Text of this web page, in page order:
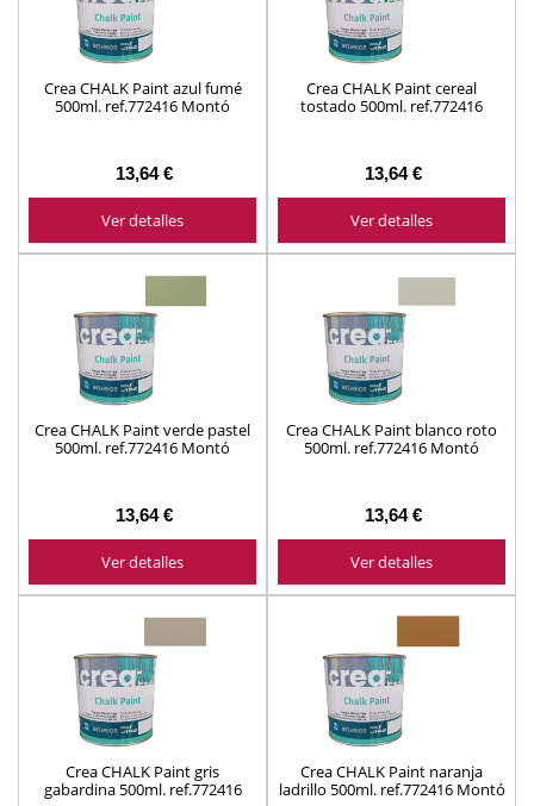
Crea CHALK Paint azul fumé
500ml. ref.772416 Montó
13,64 €
Ver detalles
Crea CHALK Paint cereal
tostado 500ml. ref.772416
13,64 €
Ver detalles
Crea CHALK Paint verde pastel
500ml. ref.772416 Montó
13,64 €
Ver detalles
Crea CHALK Paint blanco roto
500ml. ref.772416 Montó
13,64 €
Ver detalles
Crea CHALK Paint gris
gabardina 500ml. ref.772416
Crea CHALK Paint naranja
ladrillo 500ml. ref.772416 Montó